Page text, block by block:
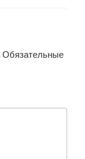
Обязательные